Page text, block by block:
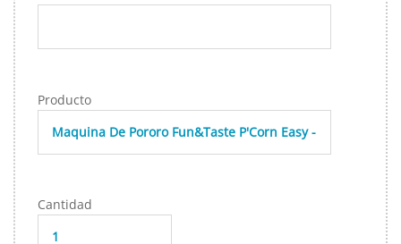
Producto
Cantidad